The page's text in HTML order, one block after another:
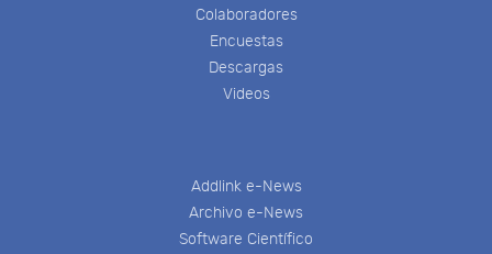
Colaboradores
Encuestas
Descargas
Videos
Addlink e-News
Archivo e-News
Software Científico